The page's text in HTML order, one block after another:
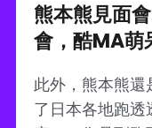
熊本熊見面
會，酷MA萌
此外，熊本熊還
了日本各地跑透